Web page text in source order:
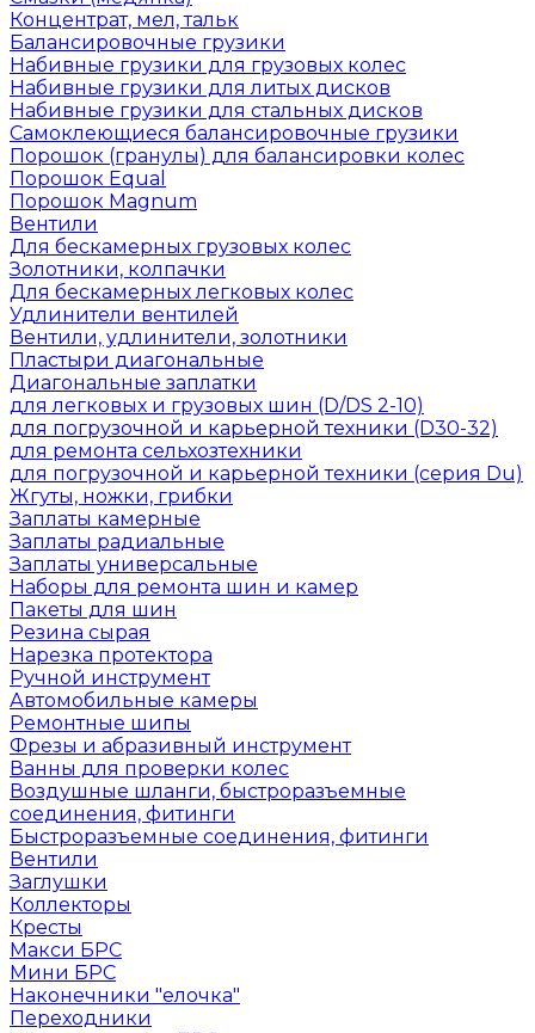
Концентрат, мел, тальк
Балансировочные грузики
Набивные грузики для грузовых колес
Набивные грузики для литых дисков
Набивные грузики для стальных дисков
Самоклеющиеся балансировочные грузики
Порошок (гранулы) для балансировки колес
Порошок Equal
Порошок Magnum
Вентили
Для бескамерных грузовых колес
Золотники, колпачки
Для бескамерных легковых колес
Удлинители вентилей
Вентили, удлинители, золотники
Пластыри диагональные
Диагональные заплатки
для легковых и грузовых шин (D/DS 2-10)
для погрузочной и карьерной техники (D30-32)
для ремонта сельхозтехники
для погрузочной и карьерной техники (серия Du)
Жгуты, ножки, грибки
Заплаты камерные
Заплаты радиальные
Заплаты универсальные
Наборы для ремонта шин и камер
Пакеты для шин
Резина сырая
Нарезка протектора
Ручной инструмент
Автомобильные камеры
Ремонтные шипы
Фрезы и абразивный инструмент
Ванны для проверки колес
Воздушные шланги, быстроразъемные
соединения, фитинги
Быстроразъемные соединения, фитинги
Вентили
Заглушки
Коллекторы
Кресты
Макси БРС
Мини БРС
Наконечники "елочка"
Переходники